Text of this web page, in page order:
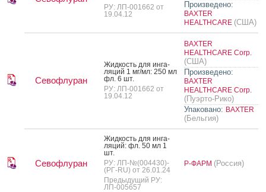
РУ: ЛП-001662 от
19.04.12
Произведено:
BAXTER
HEALTHCARE (США)
Севофлуран
Жид­кость для ин­га­
ляций 1 мг/мл: 250 мл
фл. 6 шт.
РУ: ЛП-001662 от
19.04.12
BAXTER
HEALTHCARE Corp.
(США)
Произведено:
BAXTER
HEALTHCARE Corp.
(Пуэрто-Рико)
Упаковано: BAXTER
(Бельгия)
Севофлуран
Жид­кость для ин­га­
ляций: фл. 50 мл 1
шт.
РУ: ЛП-№(004430)-
(РГ-RU) от 26.01.24
Предыдущий РУ:
ЛП-005657
Р-ФАРМ (Россия)